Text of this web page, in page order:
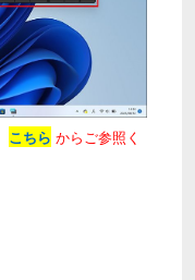
こちら からご参照く